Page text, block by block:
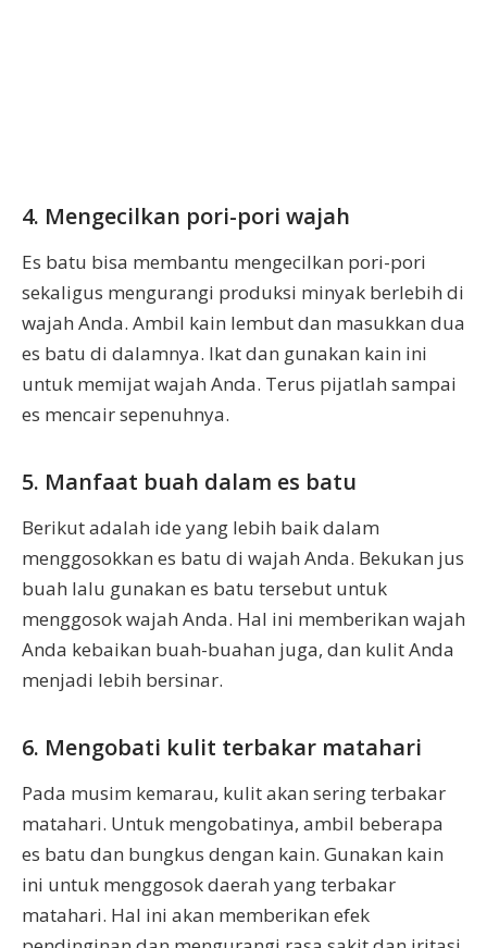
4. Mengecilkan pori-pori wajah
Es batu bisa membantu mengecilkan pori-pori
sekaligus mengurangi produksi minyak berlebih di
wajah Anda. Ambil kain lembut dan masukkan dua
es batu di dalamnya. Ikat dan gunakan kain ini
untuk memijat wajah Anda. Terus pijatlah sampai
es mencair sepenuhnya.
5. Manfaat buah dalam es batu
Berikut adalah ide yang lebih baik dalam
menggosokkan es batu di wajah Anda. Bekukan jus
buah lalu gunakan es batu tersebut untuk
menggosok wajah Anda. Hal ini memberikan wajah
Anda kebaikan buah-buahan juga, dan kulit Anda
menjadi lebih bersinar.
6. Mengobati kulit terbakar matahari
Pada musim kemarau, kulit akan sering terbakar
matahari. Untuk mengobatinya, ambil beberapa
es batu dan bungkus dengan kain. Gunakan kain
ini untuk menggosok daerah yang terbakar
matahari. Hal ini akan memberikan efek